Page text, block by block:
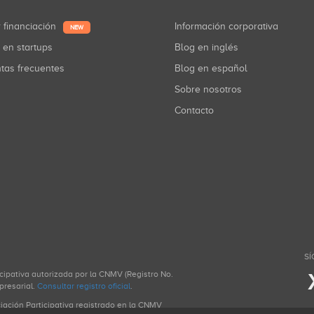
financiación NEW
en startups
frecuentes
Información corporativa
Blog en inglés
Blog en español
Sobre nosotros
Contacto
autorizada por la CNMV (Registro No.
Consultar registro oficial.
Participativa registrado en la CNMV